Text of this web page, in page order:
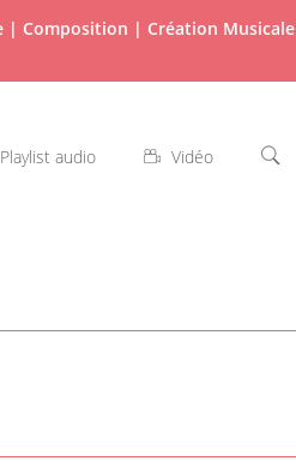
| Composition | Création Musicale
Playlist audio Vidéo